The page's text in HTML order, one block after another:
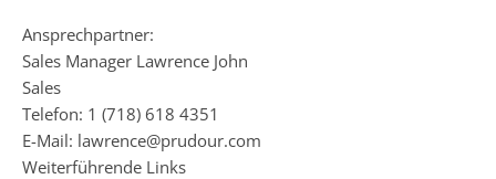
Ansprechpartner:
Sales Manager Lawrence John
Sales
Telefon: 1 (718) 618 4351
E-Mail: lawrence@prudour.com
Weiterführende Links